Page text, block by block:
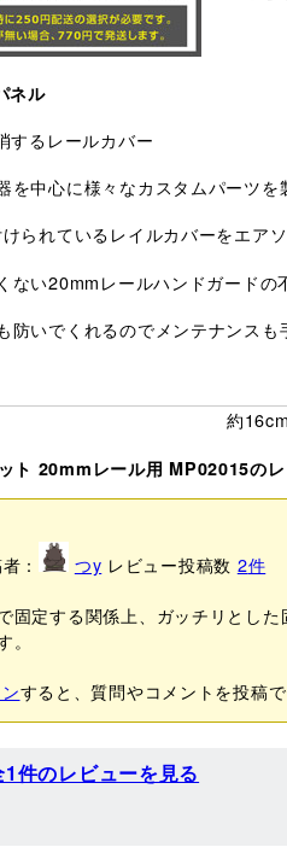
ネル
するレールカバー
を中心に様々なカスタムパーツを
られているレイルカバーをエアソ
ない20mmレールハンドガードの
いでくれるのでメンテナンスも
約16cm
ト 20mmレール用 MP02015のレ
：
つy レビュー投稿数 2件
固定する関係上、ガッチリとし
すると、質問やコメントを投稿で
件のレビューを見る